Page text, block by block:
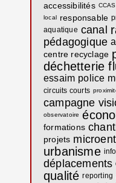
accessibilités CCAS
local responsable
aquatique canal
pédagogique
centre recyclage
déchetterie
essaim police
circuits courts
campagne
observatoire
formations
projets
urbanisme
déplacements
qualité reporting